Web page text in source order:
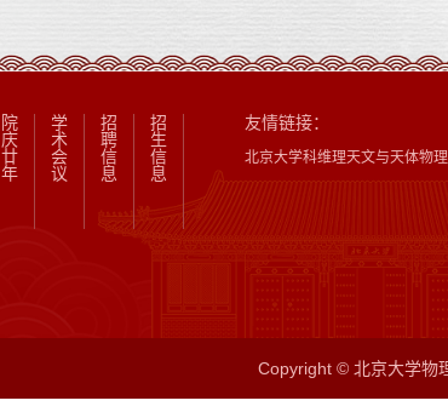
院
庆
廿
年
学
术
会
议
招
聘
信
息
招
生
信
息
友情链接：
北京大学科维理天文与天体物
Copyright © 北京大学物